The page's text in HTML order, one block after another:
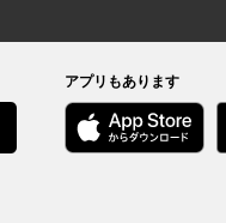
アプリもあります